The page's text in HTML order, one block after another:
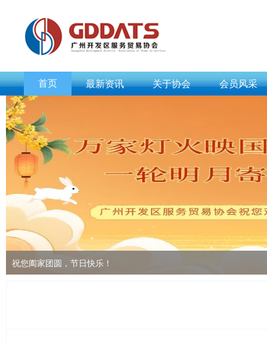
首页 最新资讯 关于协会 会员风采
祝您阖家团圆，节日快乐！